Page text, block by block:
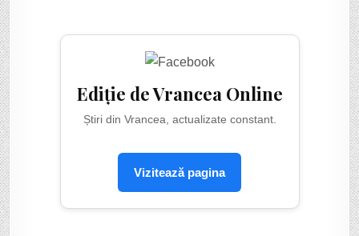
Ediție de Vrancea Online
Știri din Vrancea, actualizate constant.
Vizitează pagina